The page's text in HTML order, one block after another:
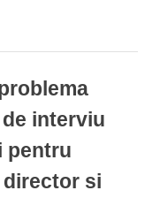
interviu
pentru
si